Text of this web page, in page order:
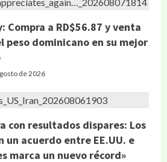
Compra a RD$56.87 y venta
peso dominicano en su mejor
de 2026
con resultados dispares: Los
un acuerdo entre EE.UU. e
marca un nuevo récord»